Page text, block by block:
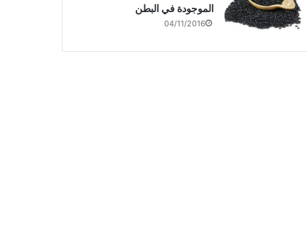
الموجودة في البطن
04/11/2016